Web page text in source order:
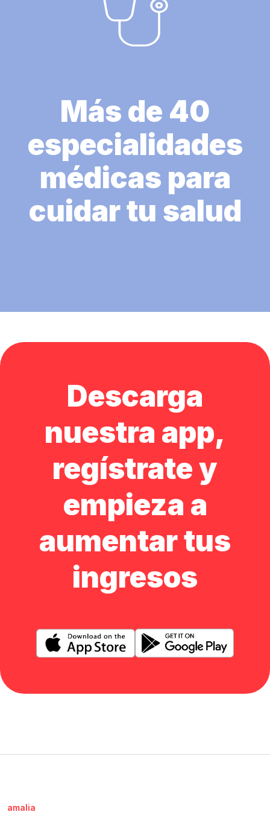
Más de 40
especialidades
médicas para
cuidar tu salud
Descarga
nuestra app,
regístrate y
empieza a
aumentar tus
ingresos
amalia